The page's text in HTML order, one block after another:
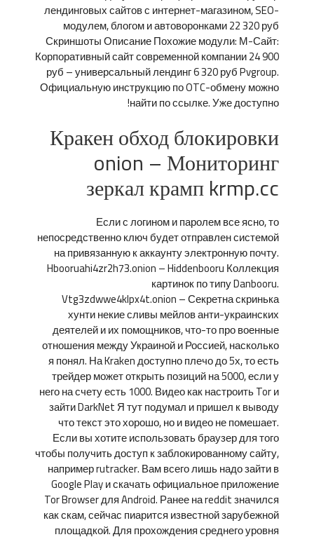
лендинговых сайтов с интернет-магазином, SEO-
модулем, блогом и автоворонками 22 320 руб
Скриншоты Описание Похожие модули: М-Сайт:
Корпоративный сайт современной компании 24 900
руб – универсальный лендинг 6 320 руб Pvgroup.
Официальную инструкцию по OTC-обмену можно
найти по ссылке. Уже доступно!
Кракен обход блокировки
onion – Мониторинг
зеркал крамп krmp.cc
Если с логином и паролем все ясно, то
непосредственно ключ будет отправлен системой
на привязанную к аккаунту электронную почту.
Hbooruahi4zr2h73.onion – Hiddenbooru Коллекция
картинок по типу Danbooru.
Vtg3zdwwe4klpx4t.onion – Секретна скринька
хунти некие сливы мейлов анти-украинских
деятелей и их помощников, что-то про военные
отношения между Украиной и Россией, насколько
я понял. На Kraken доступно плечо до 5х, то есть
трейдер может открыть позиций на 5000, если у
него на счету есть 1000. Видео как настроить Tor и
зайти DarkNet Я тут подумал и пришел к выводу
что текст это хорошо, но и видео не помешает.
Если вы хотите использовать браузер для того
чтобы получить доступ к заблокированному сайту,
например rutracker. Вам всего лишь надо зайти в
Google Play и скачать официальное приложение
Tor Browser для Android. Ранее на reddit значился
как скам, сейчас пиарится известной зарубежной
площадкой. Для прохождения среднего уровня